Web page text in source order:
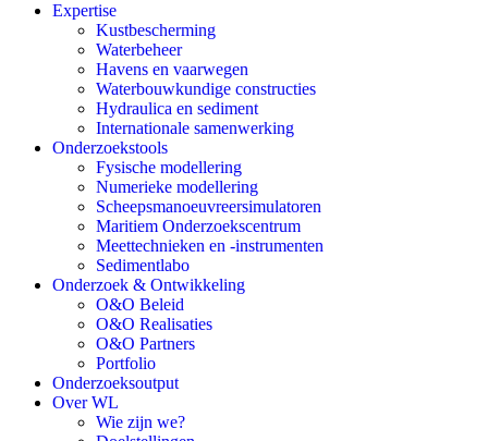
Expertise
Kustbescherming
Waterbeheer
Havens en vaarwegen
Waterbouwkundige constructies
Hydraulica en sediment
Internationale samenwerking
Onderzoekstools
Fysische modellering
Numerieke modellering
Scheepsmanoeuvreersimulatoren
Maritiem Onderzoekscentrum
Meettechnieken en -instrumenten
Sedimentlabo
Onderzoek & Ontwikkeling
O&O Beleid
O&O Realisaties
O&O Partners
Portfolio
Onderzoeksoutput
Over WL
Wie zijn we?